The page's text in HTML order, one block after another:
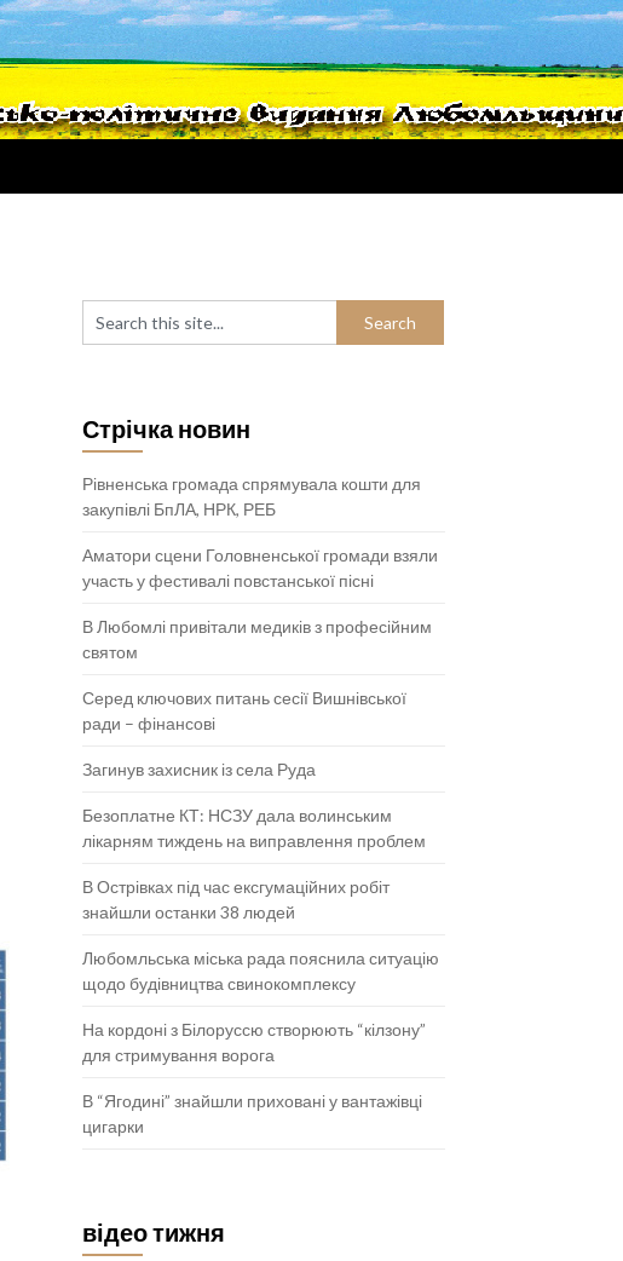
Стрічка новин
Рівненська громада спрямувала кошти для
закупівлі БпЛА, НРК, РЕБ
Аматори сцени Головненської громади взяли
участь у фестивалі повстанської пісні
В Любомлі привітали медиків з професійним
святом
Серед ключових питань сесії Вишнівської
ради – фінансові
Загинув захисник із села Руда
Безоплатне КТ: НСЗУ дала волинським
лікарням тиждень на виправлення проблем
В Острівках під час ексгумаційних робіт
знайшли останки 38 людей
Любомльська міська рада пояснила ситуацію
щодо будівництва свинокомплексу
На кордоні з Білоруссю створюють “кілзону”
для стримування ворога
В “Ягодині” знайшли приховані у вантажівці
цигарки
відео тижня